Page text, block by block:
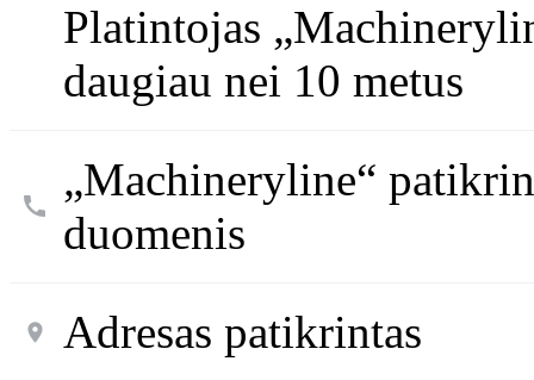
Platintojas
daugiau nei 10 metus
„Machineryline“
duomenis
Adresas patikrintas